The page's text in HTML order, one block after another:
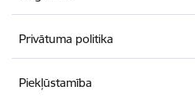
Privātuma politika
Piekļūstamība